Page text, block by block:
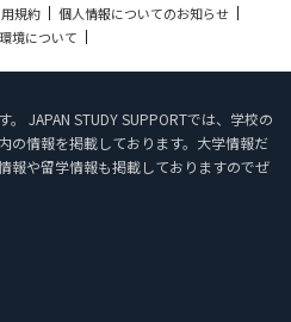
規約
個人情報についてのお知らせ
境について
JAPAN STUDY SUPPORTでは、学校の
の情報を掲載しております。大学情報だ
報や留学情報も掲載しておりますのでぜ